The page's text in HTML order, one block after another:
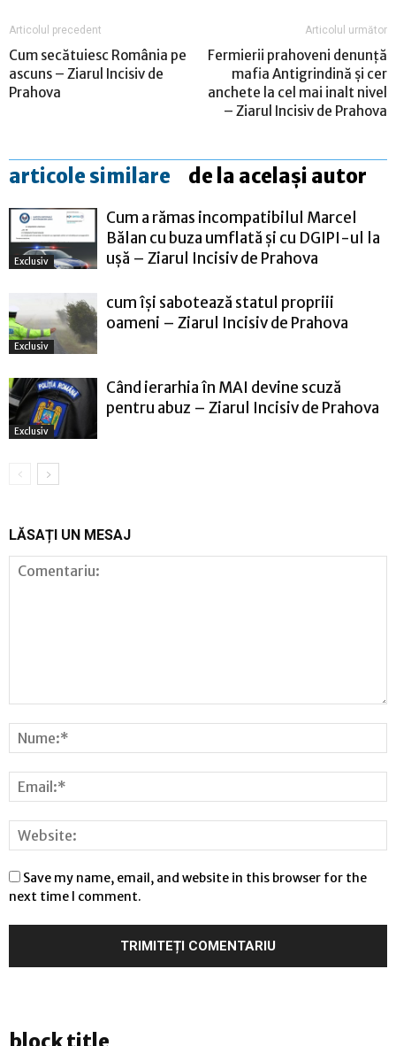
Articolul precedent
Cum secătuiesc România pe
ascuns – Ziarul Incisiv de
Prahova
Articolul următor
Fermierii prahoveni denunță
mafia Antigrindină și cer
anchete la cel mai inalt nivel
– Ziarul Incisiv de Prahova
articole similare de la același autor
Exclusiv
Cum a rămas incompatibilul Marcel
Bălan cu buza umflată și cu DGIPI-ul la
ușă – Ziarul Incisiv de Prahova
Exclusiv
cum își sabotează statul propriii
oameni – Ziarul Incisiv de Prahova
Exclusiv
Când ierarhia în MAI devine scuză
pentru abuz – Ziarul Incisiv de Prahova
LĂSAȚI UN MESAJ
Save my name, email, and website in this browser for the
next time I comment.